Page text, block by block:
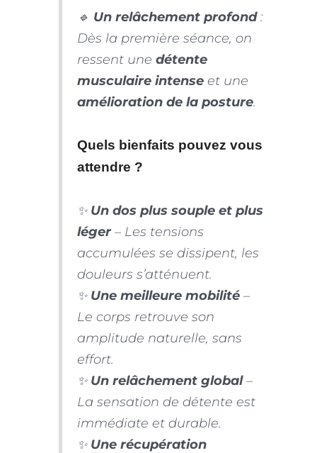
🔹 Un relâchement profond:
Dès la première séance, on
ressent une détente
musculaire intenseet une
amélioration de la posture.
Quels bienfaits pouvez vous
attendre ?
✨ Un dos plus souple et plus
léger– Les tensions
accumulées se dissipent, les
douleurs s’atténuent.
✨ Une meilleure mobilité–
Le corps retrouve son
amplitude naturelle, sans
effort.
✨ Un relâchement global–
La sensation de détente est
immédiate et durable.
✨ Une récupération